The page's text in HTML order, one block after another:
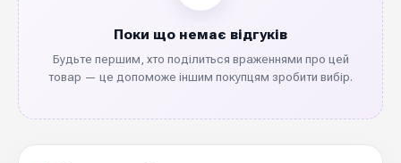
Поки що немає відгуків
Будьте першим, хто поділиться враженнями про цей
товар — це допоможе іншим покупцям зробити вибір.